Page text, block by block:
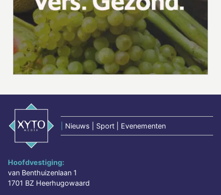
Nieuws | Sport | Evenementen
Hoofdvestiging:
van Benthuizenlaan 1
1701 BZ Heerhugowaard